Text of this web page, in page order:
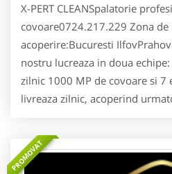
X-PERT CLEANSpalatorie
covoare0724.217.229 Zona de
acoperire:Bucuresti
nostru lucreaza in doua
zilnic 1000 MP de covoare si 7
livreaza zilnic, acoperind
PROMOVAT